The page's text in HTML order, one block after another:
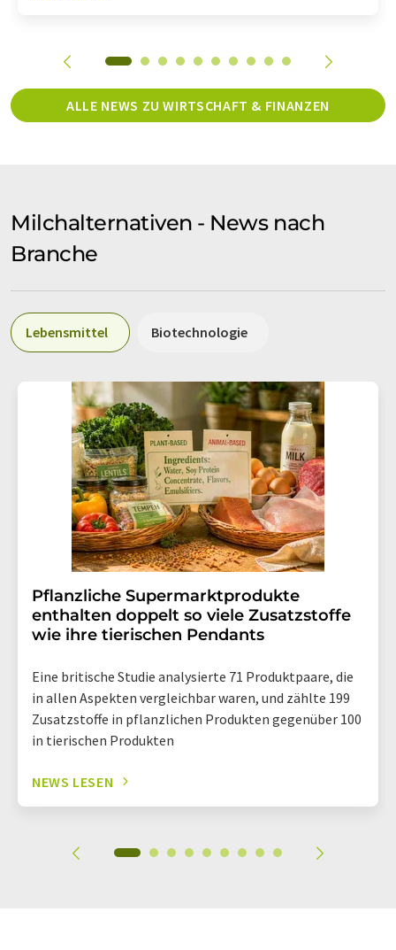
ALLE NEWS ZU WIRTSCHAFT & FINANZEN
Milchalternativen - News nach
Branche
Lebensmittel Biotechnologie
Pflanzliche Supermarktprodukte
enthalten doppelt so viele Zusatzstoffe
wie ihre tierischen Pendants
Eine britische Studie analysierte 71 Produktpaare, die
in allen Aspekten vergleichbar waren, und zählte 199
Zusatzstoffe in pflanzlichen Produkten gegenüber 100
in tierischen Produkten
NEWS LESEN